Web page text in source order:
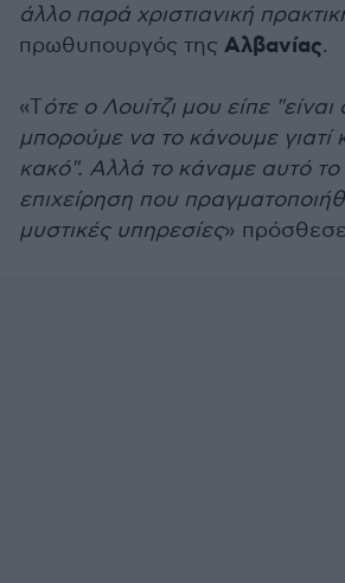
άλλο παρά χριστιανική
πρωθυπουργός της Αλβανίας.
«Τότε ο Λουίτζι μου είπε
μπορούμε να το κάνουμε γιατί
κακό". Αλλά το κάναμε αυτό
επιχείρηση που
μυστικές υπηρεσίες»